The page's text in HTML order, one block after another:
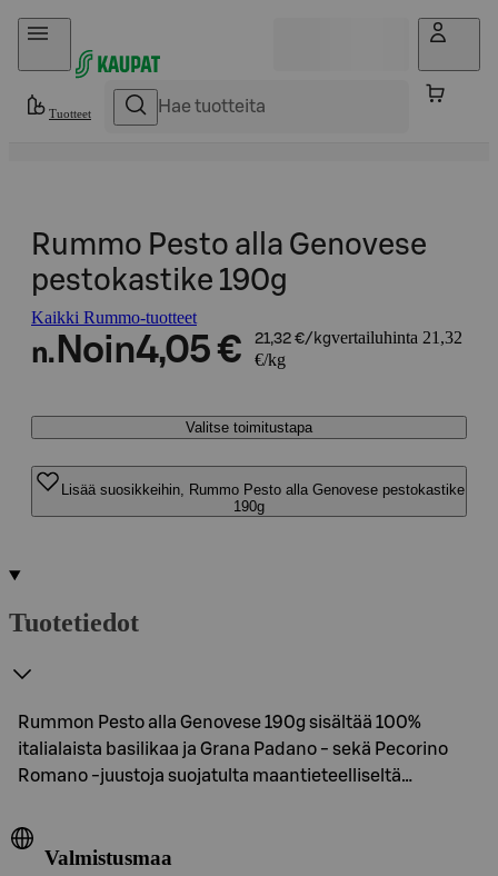
Hyppää sisältöön
Tuotteet
Rummo Pesto alla Genovese
pestokastike 190g
Kaikki Rummo-tuotteet
n. Noin4,05 € 21,32 €/kgvertailuhinta 21,32
€/kg
Valitse toimitustapa
Lisää suosikkeihin, Rummo Pesto alla Genovese pestokastike
190g
Tuotetiedot
Rummon Pesto alla Genovese 190g sisältää 100%
italialaista basilikaa ja Grana Padano - sekä Pecorino
Romano -juustoja suojatulta maantieteelliseltä…
Valmistusmaa